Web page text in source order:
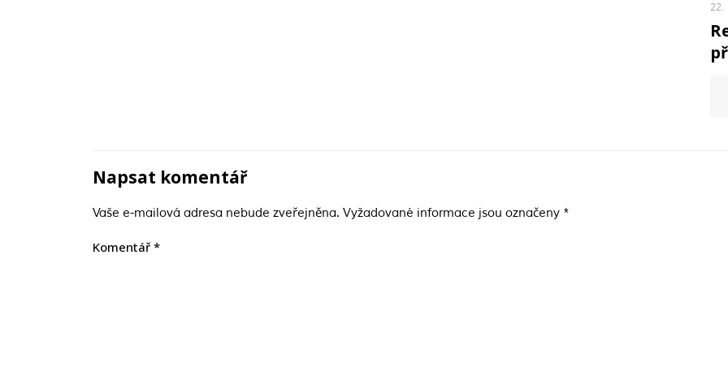
22.
Napsat komentář
Vaše e-mailová adresa nebude zveřejněna. Vyžadované informace jsou označeny *
Komentář *